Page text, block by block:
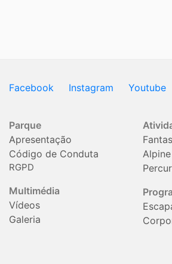
Facebook Instagram Youtube
Parque
Apresentação
Código de Conduta
RGPD
Multimédia
Vídeos
Galeria